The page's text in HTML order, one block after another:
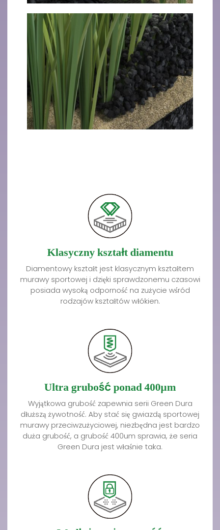
Klasyczny kształt diamentu
Diamentowy kształt jest klasycznym kształtem
murawy sportowej i dzięki sprawdzonemu czasowi
posiada wysoką odporność na zużycie wśród
rodzajów kształtów włókien.
Ultra grubość ponad 400µm
Wyjątkowa grubość zapewnia serii Green Dura
dłuższą żywotność. Aby stać się gwiazdą sportowej
murawy przeciwzużyciowej, niezbędna jest bardzo
duża grubość, a grubość 400um sprawia, że seria
Green Dura jest właśnie taka.